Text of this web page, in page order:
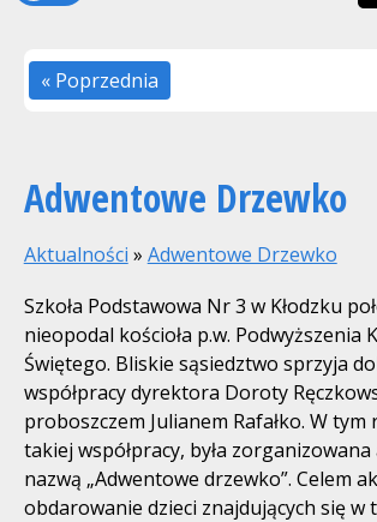
« Poprzednia
Adwentowe Drzewko
Aktualności » Adwentowe Drzewko
Szkoła Podstawowa Nr 3 w Kłodzku
nieopodal kościoła p.w. Podwyższenia
Świętego. Bliskie sąsiedztwo sprzyja
współpracy dyrektora Doroty
proboszczem Julianem Rafałko. W
takiej współpracy, była zorganizowana
nazwą „Adwentowe drzewko”. Celem
obdarowanie dzieci znajdujących się w